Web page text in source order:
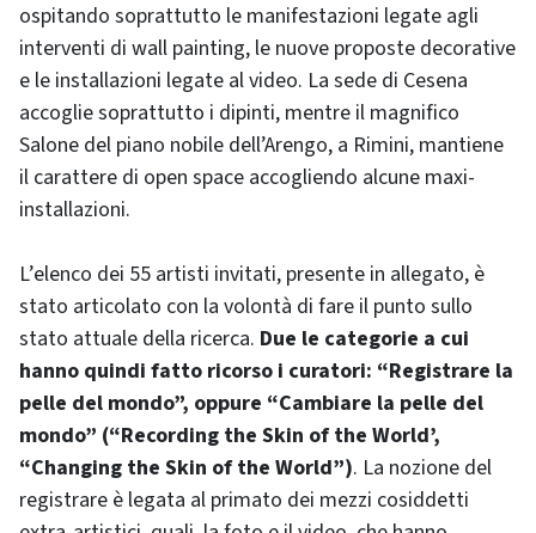
ospitando soprattutto le manifestazioni legate agli
interventi di wall painting, le nuove proposte decorative
e le installazioni legate al video. La sede di Cesena
accoglie soprattutto i dipinti, mentre il magnifico
Salone del piano nobile dell’Arengo, a Rimini, mantiene
il carattere di open space accogliendo alcune maxi-
installazioni.
L’elenco dei 55 artisti invitati, presente in allegato, è
stato articolato con la volontà di fare il punto sullo
stato attuale della ricerca. Due le categorie a cui
hanno quindi fatto ricorso i curatori: “Registrare la
pelle del mondo”, oppure “Cambiare la pelle del
mondo” (“Recording the Skin of the World’,
“Changing the Skin of the World”). La nozione del
registrare è legata al primato dei mezzi cosiddetti